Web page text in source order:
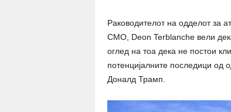
Раководителот на одделот за
СМО, Deon Terblanche вели
оглед на тоа дека не постои
потенцијалните последици од
Доналд Трамп.